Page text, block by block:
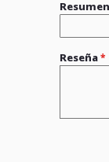
Resumen
Reseña